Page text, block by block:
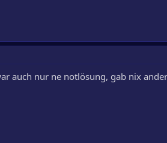
auch nur ne notlösung, gab nix